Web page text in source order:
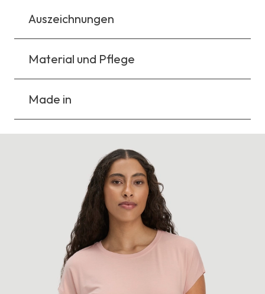
Auszeichnungen
Material und Pflege
Made in